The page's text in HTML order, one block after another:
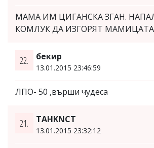
МАМА ИМ ЦИГАНСКА ЗГАН.
КОМЛУК ДА ИЗГОРЯТ
22. бекир
13.01.2015 23:46:59
ЛПО- 50 ,върши чудеса
21. TAHKNCT
13.01.2015 23:32:12